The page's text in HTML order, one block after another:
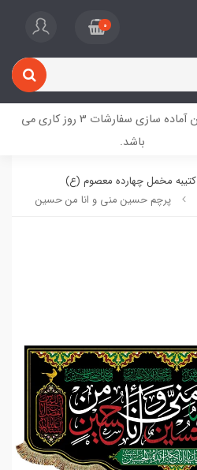
0
زمان آماده سازی سفارشات 3 روز کاری می
باشد.
کتیبه مخمل چهارده معصوم (ع)
پرچم حسين مني و انا من حسين